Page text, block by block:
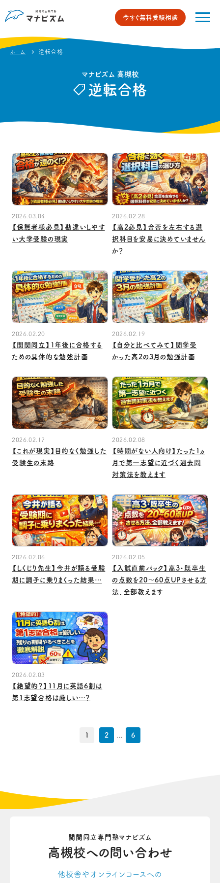
今すぐ無料受験相談
ホーム 逆転合格
マナビズム 高槻校
逆転合格
2026.03.04
【保護者様必見】勘違いしやす
い大学受験の現実
2026.02.28
【高2必見】合否を左右する選
択科目を安易に決めていません
か？
2026.02.20
【関関同立】1年後に合格する
ための具体的な勉強計画
2026.02.19
【自分と比べてみて】関学受
かった高2の3月の勉強計画
2026.02.17
【これが現実】目的なく勉強した
受験生の末路
2026.02.08
【時間がない人向け】たった１ヵ
月で第一志望に近づく過去問
対策法を教えます
2026.02.06
【しくじり先生】今井が語る受験
期に調子に乗りまくった結果…
2026.02.05
【入試直前パック】高3・既卒生
の点数を20～60点UPさせる方
法、全部教えます
2026.02.03
【絶望的？】11月に英語6割は
第1志望合格は厳しい…？
1 2 ... 6
関関同立専門塾マナビズム
高槻校への問い合わせ
他校舎やオンラインコースへの